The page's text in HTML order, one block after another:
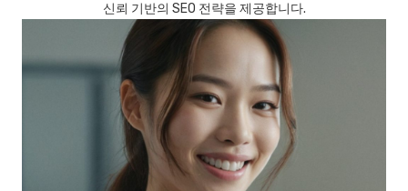
신뢰 기반의 SEO 전략을 제공합니다.